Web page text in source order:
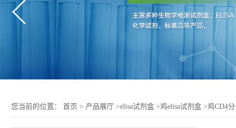
您当前的位置： 首页 > 产品展厅 >elisa试剂盒 >鸡elisa试剂盒 >鸡CD4